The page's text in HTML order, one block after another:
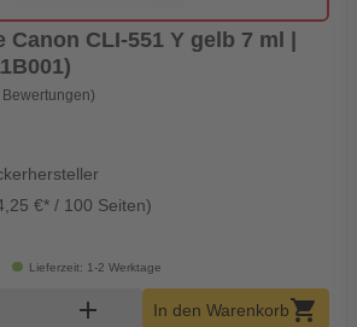
CLI-551 Y gelb 7 ml |
Bewertungen)
€* / 100 Seiten)
Lieferzeit: 1-2 Werktage
Warenkorb Menge
add In den Warenkorbshopping_cart